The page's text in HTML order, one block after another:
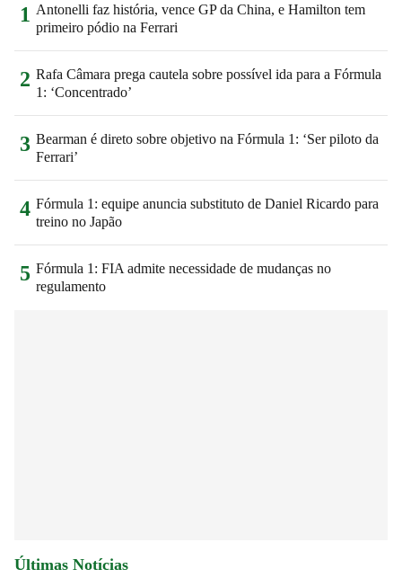
1 Antonelli faz história, vence GP da China, e Hamilton tem
primeiro pódio na Ferrari
2 Rafa Câmara prega cautela sobre possível ida para a Fórmula
1: ‘Concentrado’
3 Bearman é direto sobre objetivo na Fórmula 1: ‘Ser piloto da
Ferrari’
4 Fórmula 1: equipe anuncia substituto de Daniel Ricardo para
treino no Japão
5 Fórmula 1: FIA admite necessidade de mudanças no
regulamento
Últimas Notícias